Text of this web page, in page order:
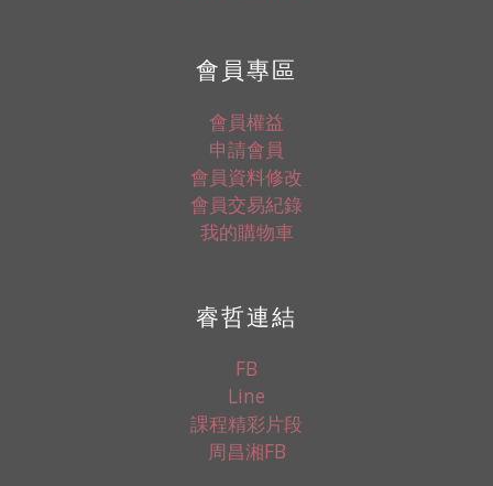
會員專區
會員權益
申請會員
會員資料修改
會員交易紀錄
我的購物車
睿哲連結
FB
Line
課程精彩片段
周昌湘FB